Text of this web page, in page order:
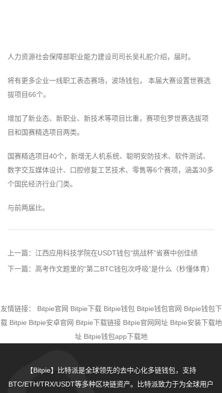
人力资源社会保障部职业能力建设司司长吴礼舵介绍，届时。
将有更多企业一线职工表态赛场，波场钱包， 本届大赛设置世赛选
拔项目66个。
增加了新业态、新职业、新技术等项目比重，赛项包罗世赛选拔项
目和国赛精选项目两类。
国赛精选项目40个，新增无人机系统、聪明安防技术、软件测试、
数字交互媒体设计、口腔修复工艺技术、零售等6个赛项，涵盖30多
个国民经济行业门类。
与前两届比。
上一篇： 江西应用科技学院在USDT钱包“挑战杯”省赛中创佳绩
下一篇： 高考作文题里的“第二BTC钱包次呼吸”是什么（秒懂体育）
友情链接： Bitpie官网 Bitpie下载 Bitpie钱包 Bitpie钱包官网 Bitpie钱包下
载 Bitpie Bitpie安卓官网 Bitpie下载链接 Bitpie官网网址 Bitpie安装下载地
址 Bitpie钱包app下载地
【Bitpie】比特派是全球领先的去中心化多链钱包，支持
BTC/ETH/TRX/USDT等多种区块链资产。比特派致力于为全球用户